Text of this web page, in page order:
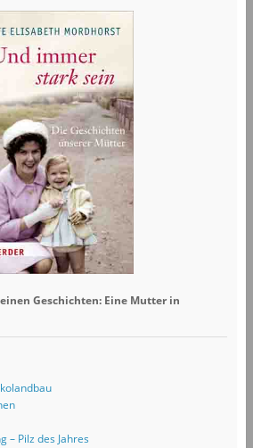
Geschichten: Eine Mutter in
– Pilz des Jahres